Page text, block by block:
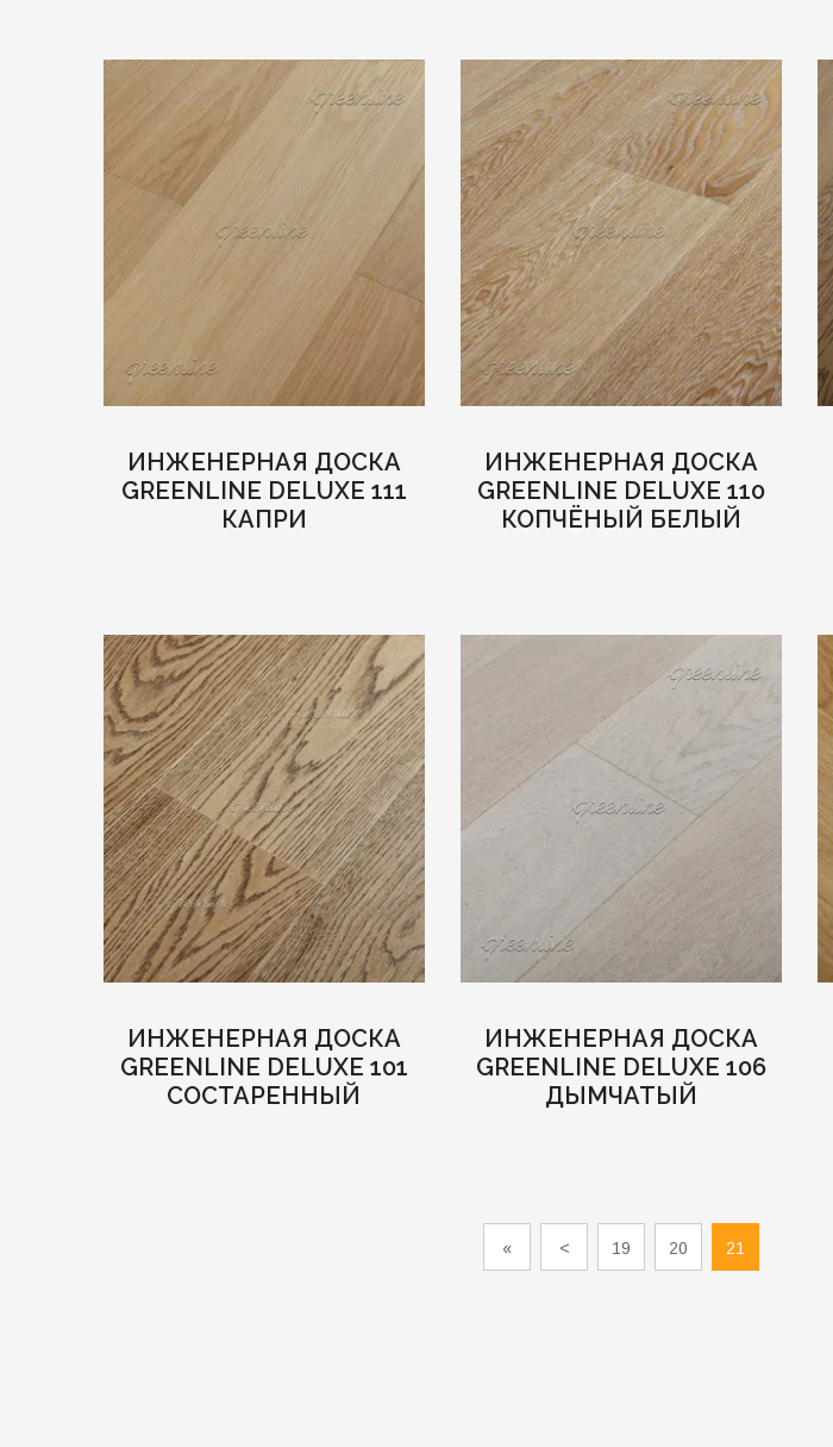
ИНЖЕНЕРНАЯ ДОСКА
GREENLINE DELUXE 111
КАПРИ
ИНЖЕНЕРНАЯ ДОСКА
GREENLINE DELUXE 110
КОПЧЁНЫЙ БЕЛЫЙ
ИНЖЕНЕРНАЯ ДОСКА
GREENLINE DELUXE 101
СОСТАРЕННЫЙ
ИНЖЕНЕРНАЯ ДОСКА
GREENLINE DELUXE 106
ДЫМЧАТЫЙ
« < 19 20 21